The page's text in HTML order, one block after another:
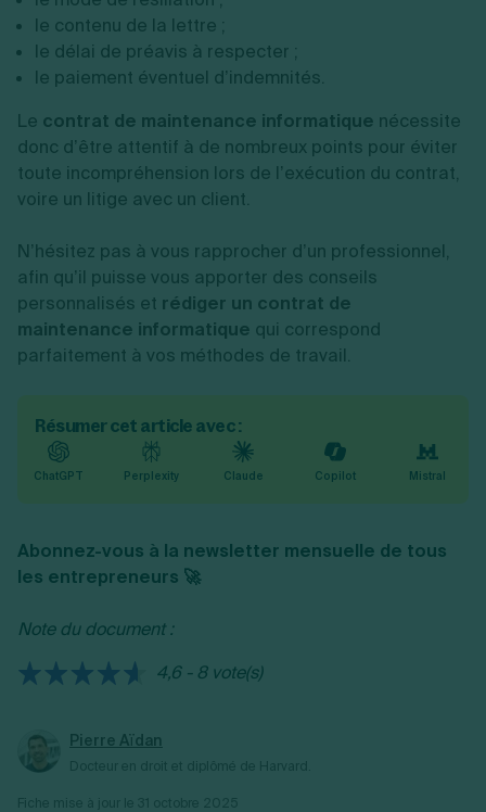
le contenu de la lettre ;
le délai de préavis à respecter ;
le paiement éventuel d’indemnités.
Le contrat de maintenance informatique nécessite
donc d’être attentif à de nombreux points pour éviter
toute incompréhension lors de l’exécution du contrat,
voire un litige avec un client.
N’hésitez pas à vous rapprocher d’un professionnel,
afin qu’il puisse vous apporter des conseils
personnalisés et rédiger un contrat de
maintenance informatique qui correspond
parfaitement à vos méthodes de travail.
Résumer cet article avec :
ChatGPT Perplexity Claude Copilot Mistral
Abonnez-vous à la newsletter mensuelle de tous
les entrepreneurs 🚀
Note du document :
4,6 - 8 vote(s)
Pierre Aïdan